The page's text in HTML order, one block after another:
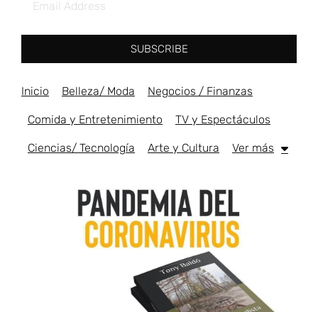
SUBSCRIBE
Inicio Belleza/ Moda Negocios / Finanzas
Comida y Entretenimiento TV y Espectáculos
Ciencias/ Tecnología Arte y Cultura Ver más